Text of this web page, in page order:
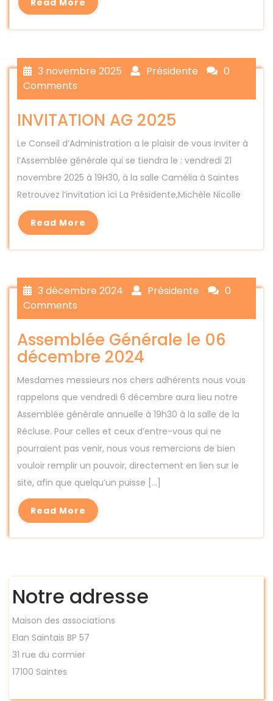
3 novembre 2025 Présidente
0
Comments
INVITATION AG 2025
Le Conseil d’Administration a le plaisir de vous inviter à
l’Assemblée générale qui se tiendra le : vendredi 21
novembre 2025 à 19H30, à la salle Camélia à Saintes
Retrouvez l’invitation ici La Présidente,Michèle Nicolle
Read More
3 décembre 2024 Présidente
0
Comments
Assemblée Générale le 06
décembre 2024
Mesdames messieurs nos chers adhérents nous vous
rappelons que vendredi 6 décembre aura lieu notre
Assemblée générale annuelle à 19h30 à la salle de la
Récluse. Pour celles et ceux d’entre-vous qui ne
pourraient pas venir, nous vous remercions de bien
vouloir remplir un pouvoir, directement en lien sur le
site, afin que quelqu’un puisse […]
Read More
Notre adresse
Maison des associations
Elan Saintais BP 57
31 rue du cormier
17100 Saintes